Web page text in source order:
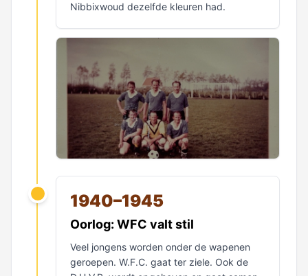
Nibbixwoud dezelfde kleuren had.
1940–1945
Oorlog: WFC valt stil
Veel jongens worden onder de wapenen
geroepen. W.F.C. gaat ter ziele. Ook de